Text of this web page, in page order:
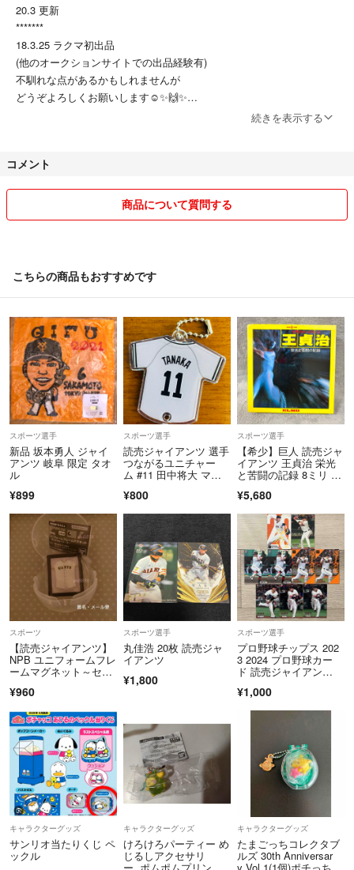
20.3 更新
*******
18.3.25 ラクマ初出品
(他のオークションサイトでの出品経験有)
不馴れな点があるかもしれませんが
どうぞよろしくお願いします☺✨🙌✨
続きを表示する
コメント
商品について質問する
こちらの商品もおすすめです
スポーツ選手
新品 坂本勇人 ジャイ
アンツ 岐阜 限定 タオ
ル
¥899
スポーツ選手
読売ジャイアンツ 選手
つながるユニチャー
ム #11 田中将大 マー
¥800
スポーツ選手
【希少】巨人 読売ジャ
イアンツ 王貞治 栄光
と苦闘の記録 8ミリ 映
¥5,680
スポーツ
【読売ジャイアンツ】
NPB ユニフォームフレ
ームマグネット～セン
¥960
スポーツ選手
丸佳浩 20枚 読売ジャ
イアンツ
¥1,800
スポーツ選手
プロ野球チップス 202
3 2024 プロ野球カー
ド 読売ジャイアン
¥1,000
キャラクターグッズ
サンリオ当たりくじ ペ
ックル
キャラクターグッズ
けろけろパーティー め
じるしアクセサリ
キャラクターグッズ
たまごっちコレクタブ
ルズ 30th Anniversar